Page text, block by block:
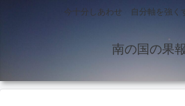
今十分しあわせ 自分軸を強く
南の国の果